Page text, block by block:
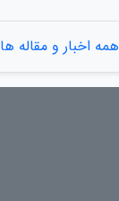
همه اخبار و مقاله ها